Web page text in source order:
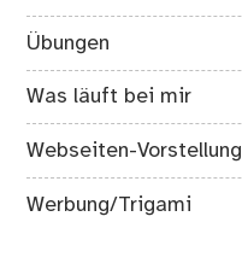
Übungen
Was läuft bei mir
Webseiten-Vorstellung
Werbung/Trigami